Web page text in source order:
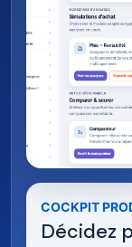
COCKPIT
Décidez